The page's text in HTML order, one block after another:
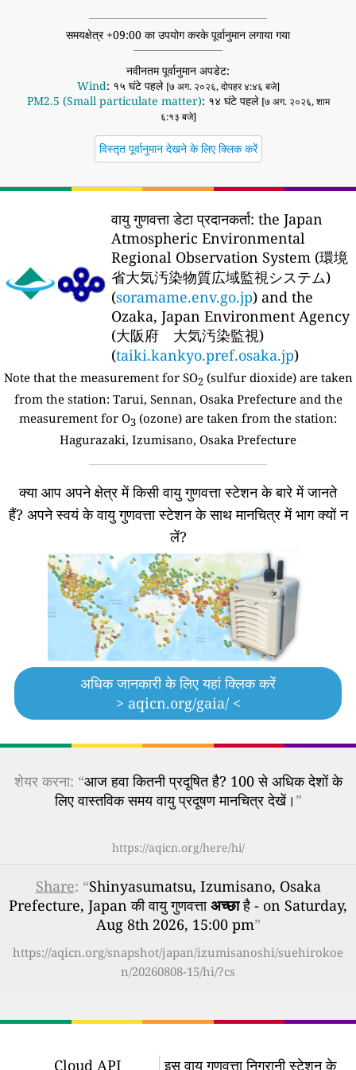
समयक्षेत्र +09:00 का उपयोग करके पूर्वानुमान लगाया गया
नवीनतम पूर्वानुमान अपडेट:
Wind: १५ घंटे पहले [७ अग. २०२६, दोपहर ४:४६ बजे]
PM2.5 (Small particulate matter): १४ घंटे पहले [७ अग. २०२६, शाम
६:१३ बजे]
विस्तृत पूर्वानुमान देखने के लिए क्लिक करें
वायु गुणवत्ता डेटा प्रदानकर्ता: the Japan
Atmospheric Environmental
Regional Observation System (環境
省大気汚染物質広域監視システム)
(soramame.env.go.jp) and the
Ozaka, Japan Environment Agency
(大阪府 大気汚染監視)
(taiki.kankyo.pref.osaka.jp)
Note that the measurement for SO2 (sulfur dioxide) are taken
from the station: Tarui, Sennan, Osaka Prefecture and the
measurement for O3 (ozone) are taken from the station:
Hagurazaki, Izumisano, Osaka Prefecture
क्या आप अपने क्षेत्र में किसी वायु गुणवत्ता स्टेशन के बारे में जानते
हैं? अपने स्वयं के वायु गुणवत्ता स्टेशन के साथ मानचित्र में भाग क्यों न
लें?
अधिक जानकारी के लिए यहां क्लिक करें
> aqicn.org/gaia/ <
शेयर करना: “आज हवा कितनी प्रदूषित है? 100 से अधिक देशों के
लिए वास्तविक समय वायु प्रदूषण मानचित्र देखें।”
https://aqicn.org/here/hi/
Share: “Shinyasumatsu, Izumisano, Osaka
Prefecture, Japan की वायु गुणवत्ताअच्छाहै - on Saturday,
Aug 8th 2026, 15:00 pm”
https://aqicn.org/snapshot/japan/izumisanoshi/suehirokoe
n/20260808-15/hi/?cs
Cloud API इस वायु गुणवत्ता निगरानी स्टेशन के